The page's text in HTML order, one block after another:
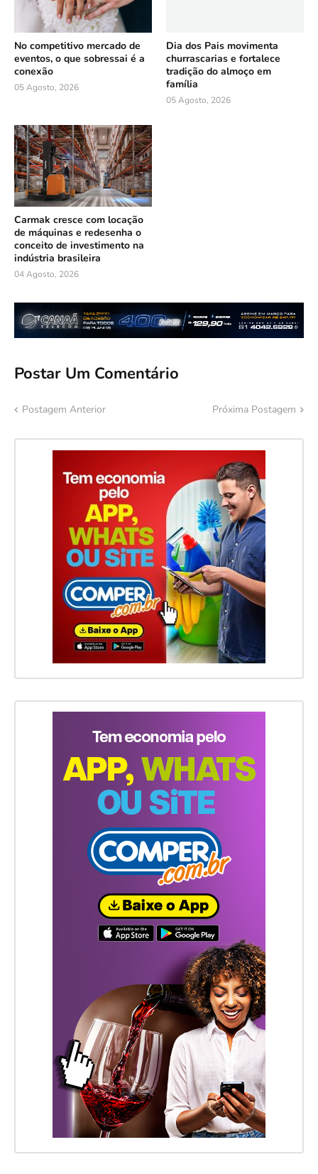
No competitivo mercado de
eventos, o que sobressai é a
conexão
05 Agosto, 2026
Dia dos Pais movimenta
churrascarias e fortalece
tradição do almoço em
família
05 Agosto, 2026
Carmak cresce com locação
de máquinas e redesenha o
conceito de investimento na
indústria brasileira
04 Agosto, 2026
Postar Um Comentário
Postagem Anterior Próxima Postagem